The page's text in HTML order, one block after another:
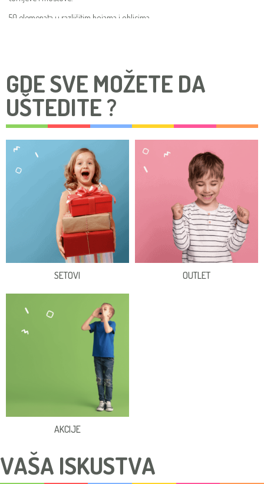
50 elemenata u različitim bojama i oblicima.
GDE SVE MOŽETE DA
UŠTEDITE ?
SETOVI OUTLET
AKCIJE
VAŠA ISKUSTVA